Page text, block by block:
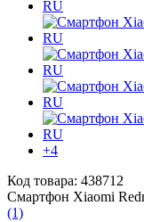
+4
Код товара: 438712
Смартфон Xiaomi
(1)